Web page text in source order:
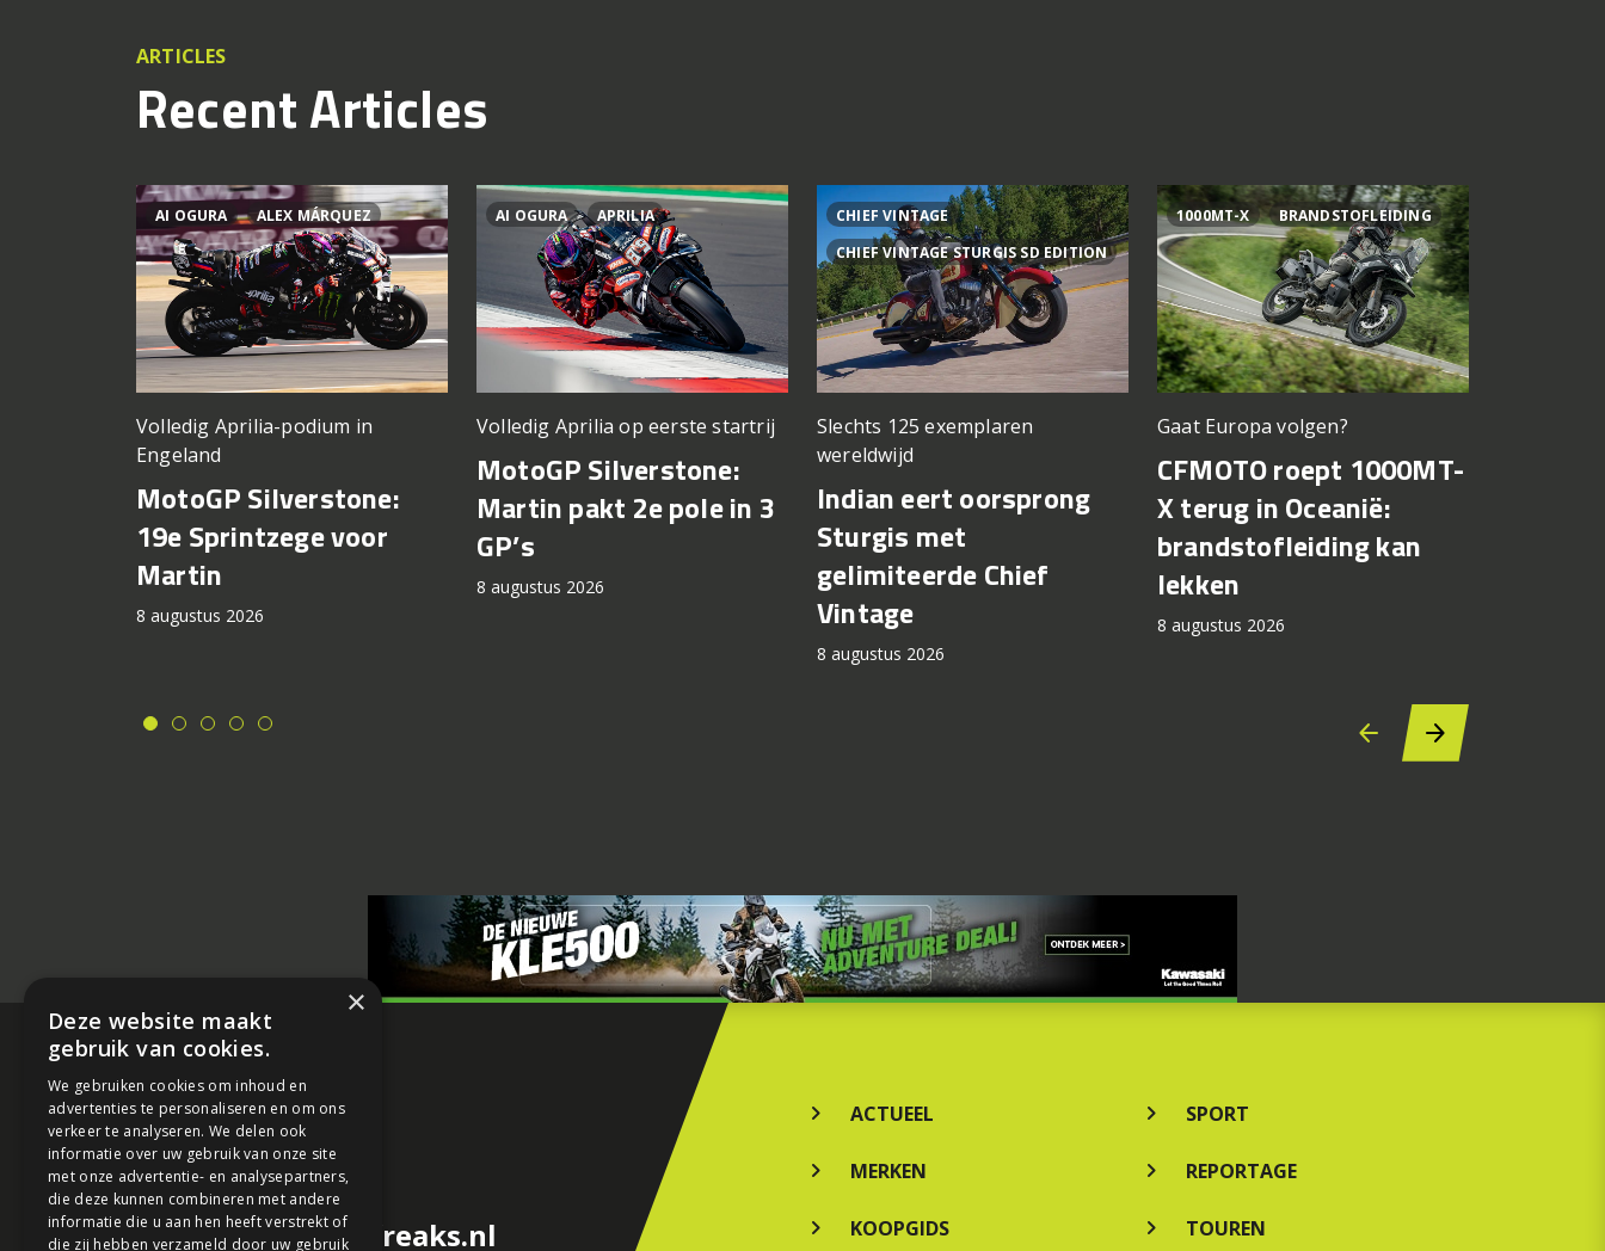
ARTICLES
Recent Articles
AI OGURA ALEX MÁRQUEZ
Volledig Aprilia-podium in
Engeland
MotoGP Silverstone:
19e Sprintzege voor
Martin
8 augustus 2026
AI OGURA APRILIA
Volledig Aprilia op eerste startrij
MotoGP Silverstone:
Martin pakt 2e pole in 3
GP’s
8 augustus 2026
CHIEF VINTAGE
CHIEF VINTAGE STURGIS SD EDITION
Slechts 125 exemplaren
wereldwijd
Indian eert oorsprong
Sturgis met
gelimiteerde Chief
Vintage
8 augustus 2026
1000MT-X BRANDSTOFLEIDING
Gaat Europa volgen?
CFMOTO roept 1000MT-
X terug in Oceanië:
brandstofleiding kan
lekken
8 augustus 2026
redactie@motorfreaks.nl
ACTUEEL
MERKEN
KOOPGIDS
SPORT
REPORTAGE
TOUREN
×
Deze website maakt
gebruik van cookies.
We gebruiken cookies om inhoud en
advertenties te personaliseren en om ons
verkeer te analyseren. We delen ook
informatie over uw gebruik van onze site
met onze advertentie- en analysepartners,
die deze kunnen combineren met andere
informatie die u aan hen heeft verstrekt of
die zij hebben verzameld door uw gebruik